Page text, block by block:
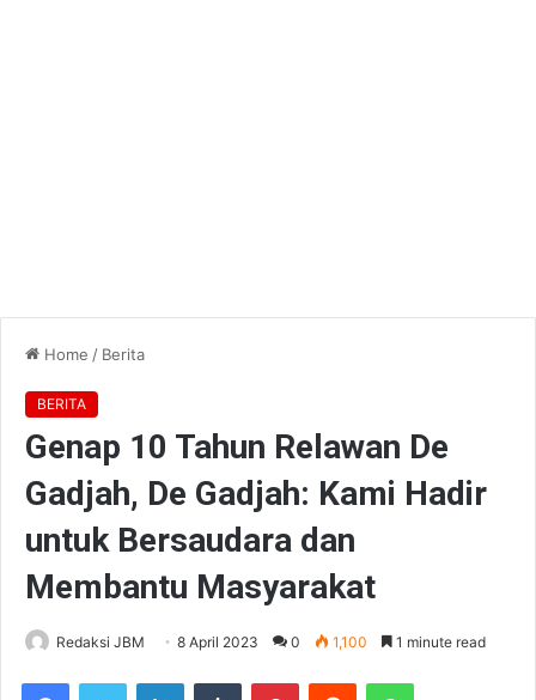
Home / Berita
BERITA
Genap 10 Tahun Relawan De
Gadjah, De Gadjah: Kami Hadir
untuk Bersaudara dan
Membantu Masyarakat
Redaksi JBM 8 April 2023 0 1,100 1 minute read